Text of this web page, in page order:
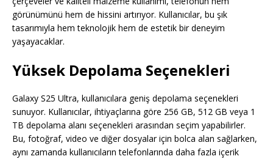
görünümünü hem de hissini artırıyor. Kullanıcılar, bu şık
tasarımıyla hem teknolojik hem de estetik bir deneyim
yaşayacaklar.
Yüksek Depolama Seçenekleri
Galaxy S25 Ultra, kullanıcılara geniş depolama seçenekleri
sunuyor. Kullanıcılar, ihtiyaçlarına göre 256 GB, 512 GB veya 1
TB depolama alanı seçenekleri arasından seçim yapabilirler.
Bu, fotoğraf, video ve diğer dosyalar için bolca alan sağlarken,
aynı zamanda kullanıcıların telefonlarında daha fazla içerik